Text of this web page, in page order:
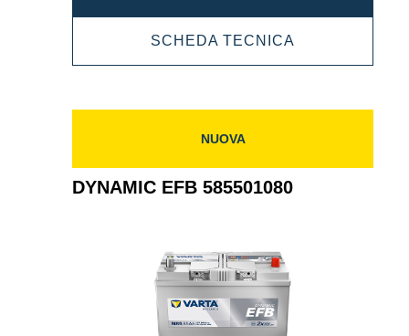
EFB
595500085
SCHEDA TECNICA
EFB
NUOVA
DYNAMIC EFB 585501080